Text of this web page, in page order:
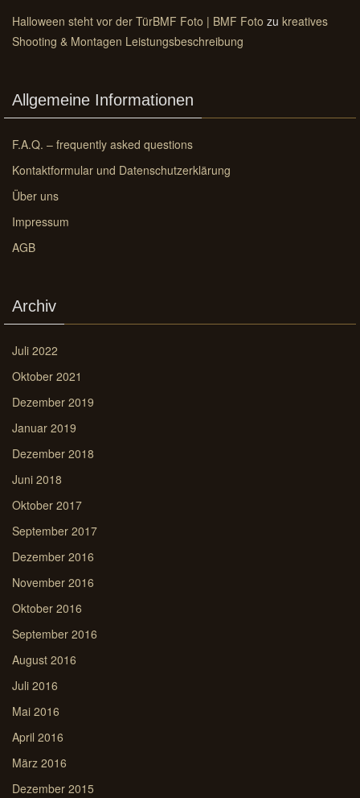
Halloween steht vor der TürBMF Foto | BMF Foto zu kreatives
Shooting & Montagen Leistungsbeschreibung
Allgemeine Informationen
F.A.Q. – frequently asked questions
Kontaktformular und Datenschutzerklärung
Über uns
Impressum
AGB
Archiv
Juli 2022
Oktober 2021
Dezember 2019
Januar 2019
Dezember 2018
Juni 2018
Oktober 2017
September 2017
Dezember 2016
November 2016
Oktober 2016
September 2016
August 2016
Juli 2016
Mai 2016
April 2016
März 2016
Dezember 2015